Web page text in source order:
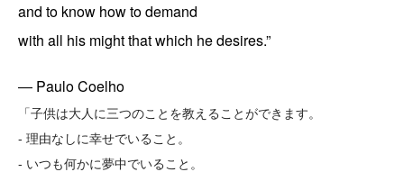
and to know how to demand
with all his might that which he desires.”
― Paulo Coelho
「子供は大人に三つのことを教えることができます。
- 理由なしに幸せでいること。
- いつも何かに夢中でいること。